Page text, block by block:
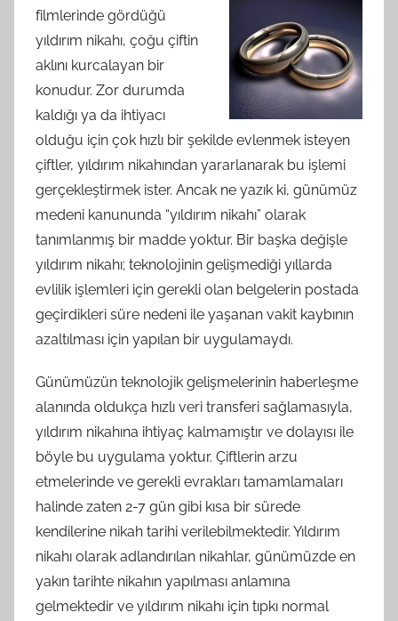
filmlerinde gördüğü
yıldırım nikahı, çoğu çiftin
aklını kurcalayan bir
konudur. Zor durumda
kaldığı ya da ihtiyacı
olduğu için çok hızlı bir şekilde evlenmek isteyen
çiftler, yıldırım nikahından yararlanarak bu işlemi
gerçekleştirmek ister. Ancak ne yazık ki, günümüz
medeni kanununda “yıldırım nikahı” olarak
tanımlanmış bir madde yoktur. Bir başka değişle
yıldırım nikahı; teknolojinin gelişmediği yıllarda
evlilik işlemleri için gerekli olan belgelerin postada
geçirdikleri süre nedeni ile yaşanan vakit kaybının
azaltılması için yapılan bir uygulamaydı.
Günümüzün teknolojik gelişmelerinin haberleşme
alanında oldukça hızlı veri transferi sağlamasıyla,
yıldırım nikahına ihtiyaç kalmamıştır ve dolayısı ile
böyle bu uygulama yoktur. Çiftlerin arzu
etmelerinde ve gerekli evrakları tamamlamaları
halinde zaten 2-7 gün gibi kısa bir sürede
kendilerine nikah tarihi verilebilmektedir. Yıldırım
nikahı olarak adlandırılan nikahlar, günümüzde en
yakın tarihte nikahın yapılması anlamına
gelmektedir ve yıldırım nikahı için tıpkı normal